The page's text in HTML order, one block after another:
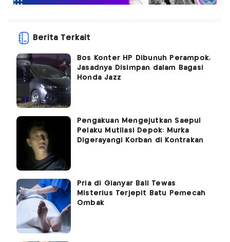
Berita Terkait
Bos Konter HP Dibunuh Perampok,
Jasadnya Disimpan dalam Bagasi
Honda Jazz
Pengakuan Mengejutkan Saepul
Pelaku Mutilasi Depok: Murka
Digerayangi Korban di Kontrakan
Pria di Gianyar Bali Tewas
Misterius Terjepit Batu Pemecah
Ombak